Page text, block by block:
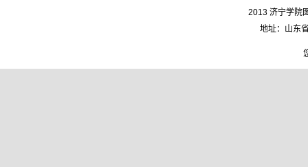
2013 济宁学院
地址：山东